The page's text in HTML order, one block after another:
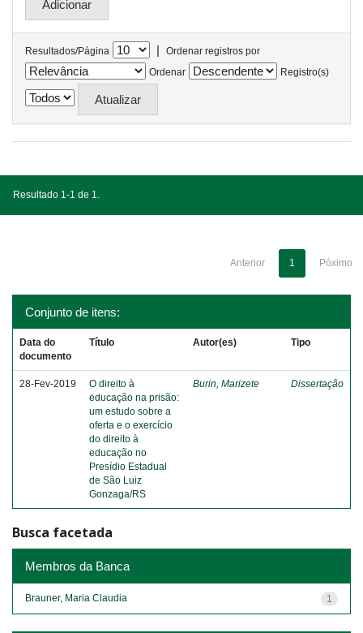
Resultados/Página |
Ordenar registros por
Ordenar
Registro(s)
Resultado 1-1 de 1.
Anterior 1 Póximo
Conjunto de itens:
Data do
documento
Título Autor(es) Tipo
28-Fev-2019
O direito à
educação na prisão:
um estudo sobre a
oferta e o exercício
do direito à
educação no
Presídio Estadual
de São Luiz
Gonzaga/RS
Burin, Marizete Dissertação
Busca facetada
Membros da Banca
1
Brauner, Maria Claudia